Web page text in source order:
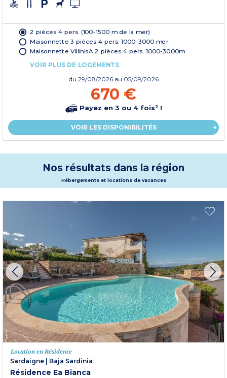
2 pièces 4 pers. (100-1500 m de la mer)
Maisonnette 3 pièces 4 pers. 1000-3000 mer
Maisonnette VillinisA 2 pièces 4 pers. 1000-3000m
VOIR PLUS DE LOGEMENTS
du 29/08/2026 au 05/09/2026
670 €
Payez en 3 ou 4 fois² !
VOIR LES DISPONIBILITÉS
Nos résultats dans la région
Hébergements et locations de vacances
Location en Résidence
Sardaigne
Baja Sardinia
Résidence Ea Bianca